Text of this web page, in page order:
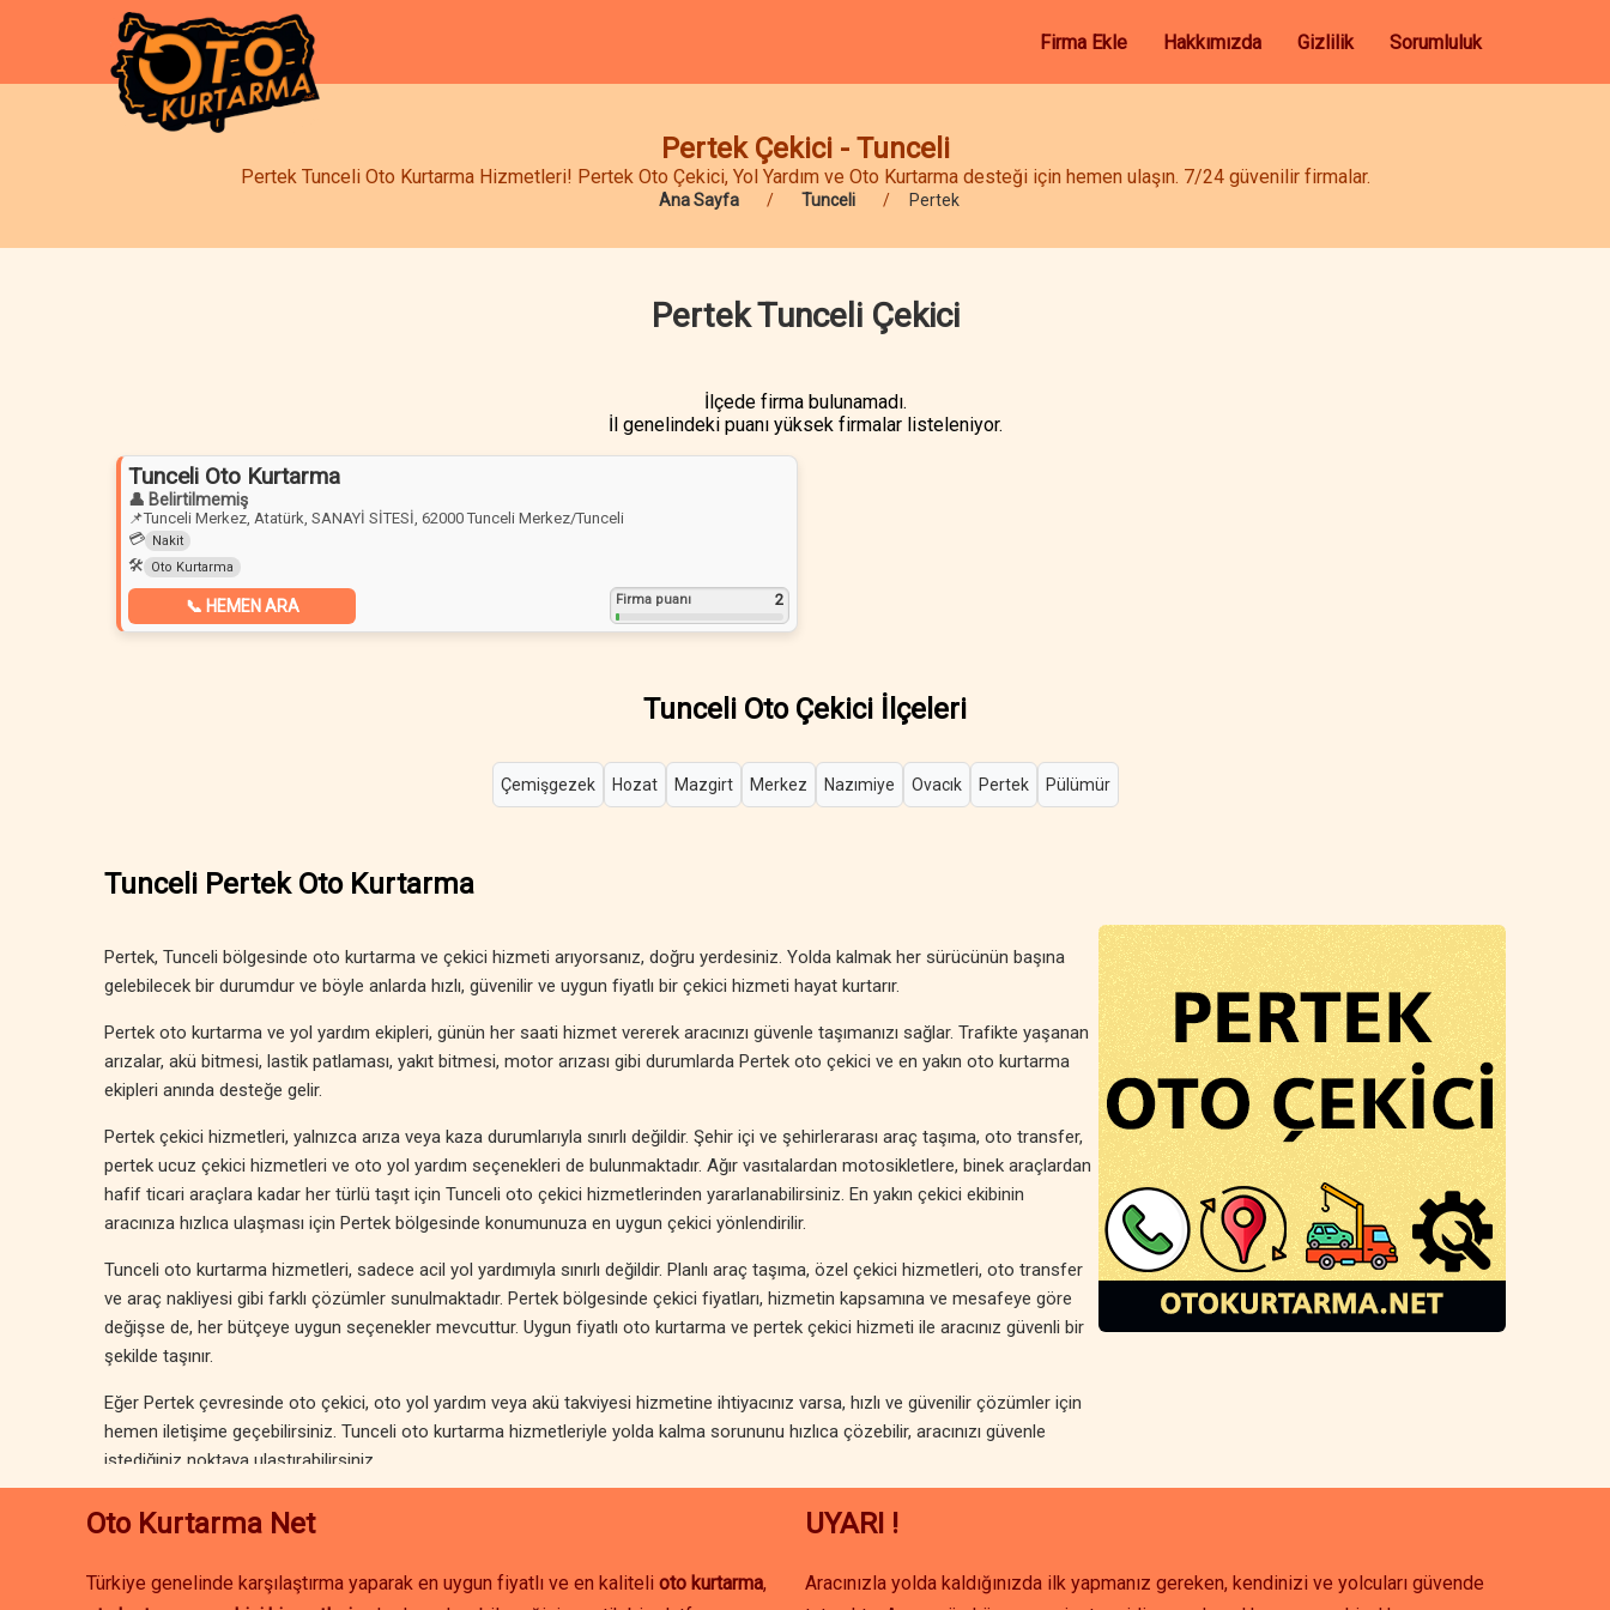
Firma Ekle Hakkımızda Gizlilik Sorumluluk
Pertek Çekici - Tunceli
Pertek Tunceli Oto Kurtarma Hizmetleri! Pertek Oto Çekici, Yol Yardım ve Oto Kurtarma desteği için hemen ulaşın. 7/24 güvenilir firmalar.
Ana Sayfa Tunceli Pertek
Pertek Tunceli Çekici
İlçede firma bulunamadı.
İl genelindeki puanı yüksek firmalar listeleniyor.
Tunceli Oto Kurtarma
👤 Belirtilmemiş
📌Tunceli Merkez, Atatürk, SANAYİ SİTESİ, 62000 Tunceli Merkez/Tunceli
💳 Nakit
🛠️ Oto Kurtarma
📞 HEMEN ARA Firma puanı 2
Tunceli Oto Çekici İlçeleri
Çemişgezek Hozat Mazgirt Merkez Nazımiye Ovacık Pertek Pülümür
Tunceli Pertek Oto Kurtarma
Pertek, Tunceli bölgesinde oto kurtarma ve çekici hizmeti arıyorsanız, doğru yerdesiniz. Yolda kalmak her sürücünün başına
gelebilecek bir durumdur ve böyle anlarda hızlı, güvenilir ve uygun fiyatlı bir çekici hizmeti hayat kurtarır.
Pertek oto kurtarma ve yol yardım ekipleri, günün her saati hizmet vererek aracınızı güvenle taşımanızı sağlar. Trafikte yaşanan
arızalar, akü bitmesi, lastik patlaması, yakıt bitmesi, motor arızası gibi durumlarda Pertek oto çekici ve en yakın oto kurtarma
ekipleri anında desteğe gelir.
Pertek çekici hizmetleri, yalnızca arıza veya kaza durumlarıyla sınırlı değildir. Şehir içi ve şehirlerarası araç taşıma, oto transfer,
pertek ucuz çekici hizmetleri ve oto yol yardım seçenekleri de bulunmaktadır. Ağır vasıtalardan motosikletlere, binek araçlardan
hafif ticari araçlara kadar her türlü taşıt için Tunceli oto çekici hizmetlerinden yararlanabilirsiniz. En yakın çekici ekibinin
aracınıza hızlıca ulaşması için Pertek bölgesinde konumunuza en uygun çekici yönlendirilir.
Tunceli oto kurtarma hizmetleri, sadece acil yol yardımıyla sınırlı değildir. Planlı araç taşıma, özel çekici hizmetleri, oto transfer
ve araç nakliyesi gibi farklı çözümler sunulmaktadır. Pertek bölgesinde çekici fiyatları, hizmetin kapsamına ve mesafeye göre
değişse de, her bütçeye uygun seçenekler mevcuttur. Uygun fiyatlı oto kurtarma ve pertek çekici hizmeti ile aracınız güvenli bir
şekilde taşınır.
Eğer Pertek çevresinde oto çekici, oto yol yardım veya akü takviyesi hizmetine ihtiyacınız varsa, hızlı ve güvenilir çözümler için
hemen iletişime geçebilirsiniz. Tunceli oto kurtarma hizmetleriyle yolda kalma sorununu hızlıca çözebilir, aracınızı güvenle
istediğiniz noktaya ulaştırabilirsiniz.
Oto Kurtarma Net
Türkiye genelinde karşılaştırma yaparak en uygun fiyatlı ve en kaliteli oto kurtarma,
UYARI !
Aracınızla yolda kaldığınızda ilk yapmanız gereken, kendinizi ve yolcuları güvende